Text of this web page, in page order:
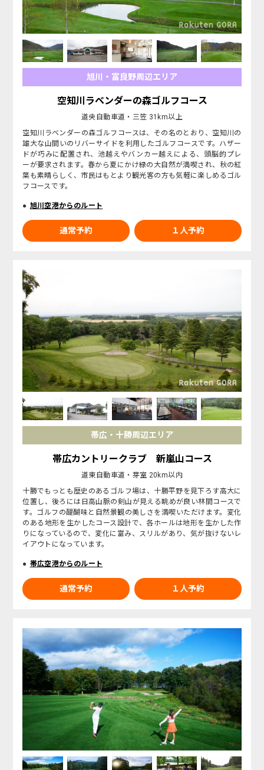
旭川・富良野周辺エリア
空知川ラベンダーの森ゴルフコース
道央自動車道・三笠 31km以上
空知川ラベンダーの森ゴルフコースは、その名のとおり、空知川の
雄大な山間いのリバーサイドを利用したゴルフコースです。ハザー
ドが巧みに配置され、池越えやバンカー越えによる、頭脳的プレ
ーが要求されます。春から夏にかけ緑の大自然が満喫され、秋の紅
葉も素晴らしく、市民はもとより観光客の方も気軽に楽しめるゴル
フコースです。
旭川空港からのルート
通常予約 １人予約
帯広・十勝周辺エリア
帯広カントリークラブ 新嵐山コース
道東自動車道・芽室 20km以内
十勝でもっとも歴史のあるゴルフ場は、十勝平野を見下ろす高大に
位置し、後ろには日高山脈の剣山が見える眺めが良い林間コースで
す。ゴルフの醍醐味と自然景観の美しさを満喫いただけます。変化
のある地形を生かしたコース設計で、各ホールは地形を生かした作
りになっているので、変化に富み、スリルがあり、気が抜けないレ
イアウトになっています。
帯広空港からのルート
通常予約 １人予約